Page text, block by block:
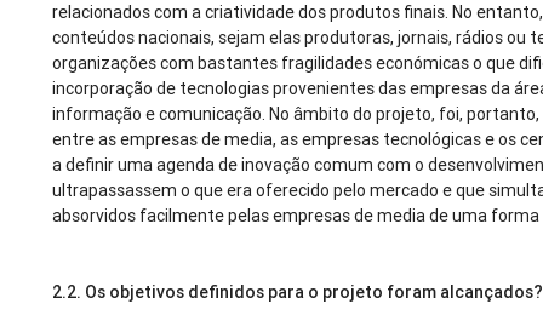
relacionados com a criatividade dos produtos finais. No
conteúdos nacionais, sejam elas produtoras, jornais, rádios ou
organizações com bastantes fragilidades económicas o que
incorporação de tecnologias provenientes das empresas da
informação e comunicação. No âmbito do projeto, foi,
entre as empresas de media, as empresas tecnológicas e os
a definir uma agenda de inovação comum com o
ultrapassassem o que era oferecido pelo mercado e que
absorvidos facilmente pelas empresas de media de uma
2.2. Os objetivos definidos para o projeto foram